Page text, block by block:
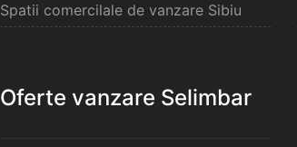
Spatii comercilale de vanzare Sibiu
Oferte vanzare Selimbar